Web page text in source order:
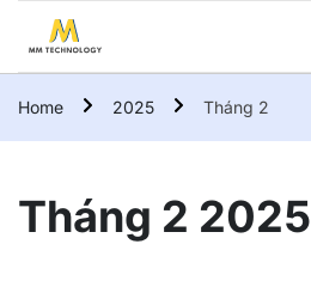
Home 2025 Tháng 2
Tháng 2 2025